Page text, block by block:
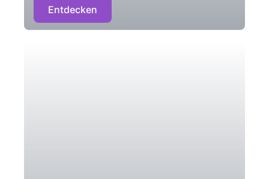
Entdecken